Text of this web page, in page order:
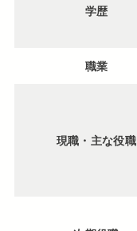
学歴
職業
現職・主な役職